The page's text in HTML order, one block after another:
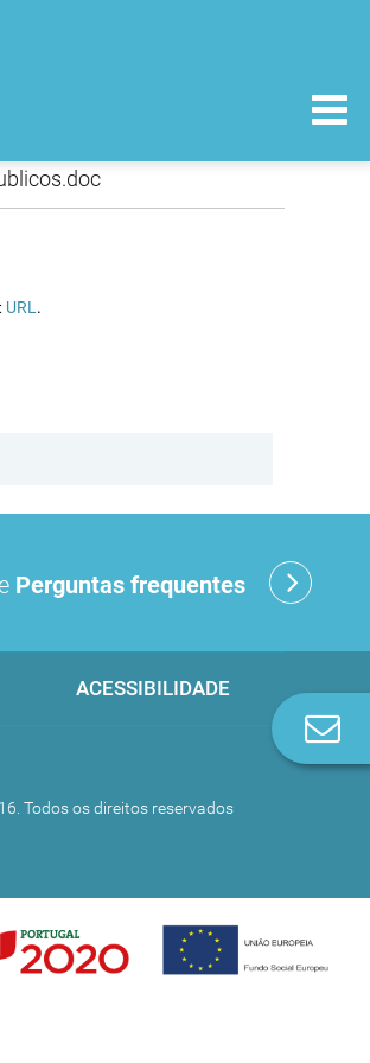
URL.
Perguntas frequentes
ACESSIBILIDADE
Todos os direitos reservados